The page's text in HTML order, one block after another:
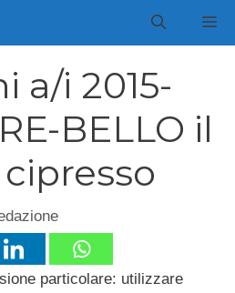
a/i 2015-
BELLO il
particolare: utilizzare